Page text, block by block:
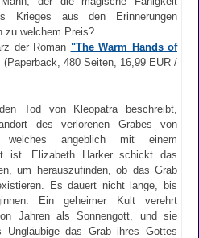
Krieges aus den Erinnerungen
zu welchem Preis?
der Roman "The Warm Hands of
(Paperback, 480 Seiten, 16,99 EUR /
Tod von Kleopatra beschreibt,
des verlorenen Grabes von
welches angeblich mit einem
ist. Elizabeth Harker schickt das
um herauszufinden, ob das Grab
Es dauert nicht lange, bis
Ein geheimer Kult verehrt
Jahren als Sonnengott, und sie
das Grab ihres Gottes